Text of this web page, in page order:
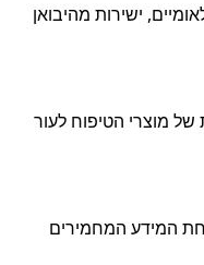
ישירות מהיבואן
מוצרי הטיפוח לעור
המידע המחמירים